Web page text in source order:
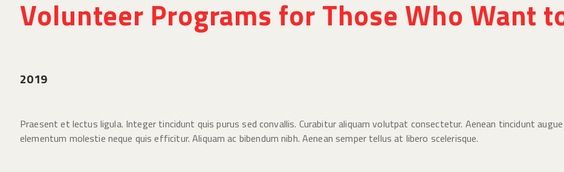
Volunteer Programs for Those Who Want
2019
Praesent et lectus ligula. Integer tincidunt quis purus sed convallis. Curabitur aliquam volutpat consectetur. Aenean tincidunt
elementum molestie neque quis efficitur. Aliquam ac bibendum nibh. Aenean semper tellus at libero scelerisque.